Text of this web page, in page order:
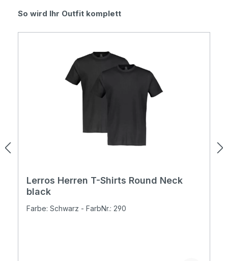
Produktgalerie überspringen
So wird Ihr Outfit komplett
Lerros Herren T-Shirts Round Neck
black
Farbe: Schwarz - FarbNr.: 290